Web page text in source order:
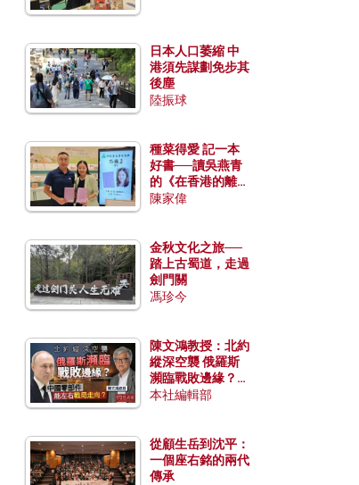
日本人口萎縮 中
港須先謀劃免步其
後塵
陸振球
種菜得愛 記一本
好書──讀吳燕青
的《在香港的離島
種菜》
陳家偉
金秋文化之旅──
踏上古蜀道，走過
劍門關
馮珍今
陳文鴻教授：北約
縱深空襲 俄羅斯
瀕臨戰敗邊緣？中
國零部件能左右戰
本社編輯部
從顧生岳到沈平：
一個座右銘的兩代
傳承